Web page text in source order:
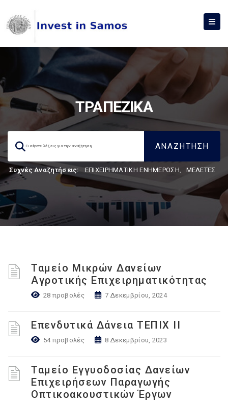
ΤΡΑΠΕΖΙΚΑ
Συχνές Αναζητήσεις: ΕΠΙΧΕΙΡΗΜΑΤΙΚΗ ΕΝΗΜΕΡΩΣΗ, ΜΕΛΕΤΕΣ
Ταμείο Μικρών Δανείων
Αγροτικής Επιχειρηματικότητας
28 προβολές 7 Δεκεμβρίου, 2024
Επενδυτικά Δάνεια ΤΕΠΙΧ ΙΙ
54 προβολές 8 Δεκεμβρίου, 2023
Ταμείο Εγγυοδοσίας Δανείων
Επιχειρήσεων Παραγωγής
Οπτικοακουστικών Έργων